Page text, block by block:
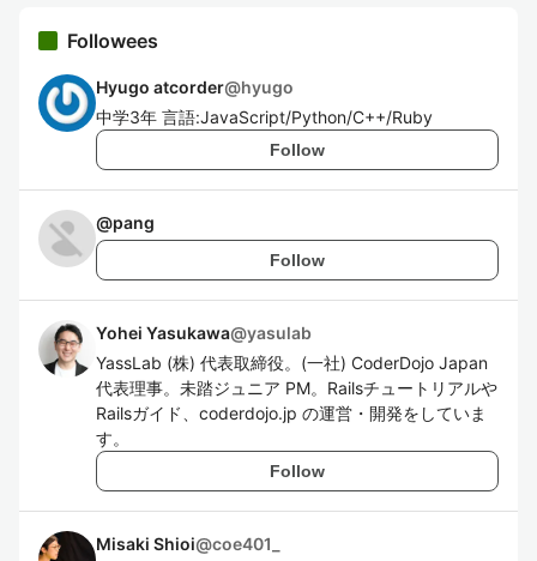
Followees
Hyugo atcorder@hyugo
中学3年 言語:JavaScript/Python/C++/Ruby
Follow
@pang
Follow
Yohei Yasukawa@yasulab
YassLab (株) 代表取締役。(一社) CoderDojo Japan
代表理事。未踏ジュニア PM。Railsチュートリアルや
Railsガイド、coderdojo.jp の運営・開発をしていま
す。
Follow
Misaki Shioi@coe401_